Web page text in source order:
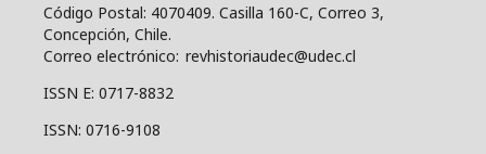
Código Postal: 4070409. Casilla 160-C, Correo 3,
Concepción, Chile.
Correo electrónico: revhistoriaudec@udec.cl
ISSN E: 0717-8832
ISSN: 0716-9108